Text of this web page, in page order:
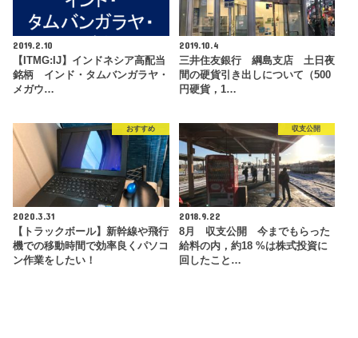
2019.2.10
【ITMG:IJ】インドネシア高配当
銘柄 インド・タムバンガラヤ・
メガウ…
2019.10.4
三井住友銀行 綱島支店 土日夜
間の硬貨引き出しについて（500
円硬貨，1…
おすすめ
2020.3.31
【トラックボール】新幹線や飛行
機での移動時間で効率良くパソコ
ン作業をしたい！
収支公開
2018.9.22
8月 収支公開 今までもらった
給料の内，約18 %は株式投資に
回したこと…